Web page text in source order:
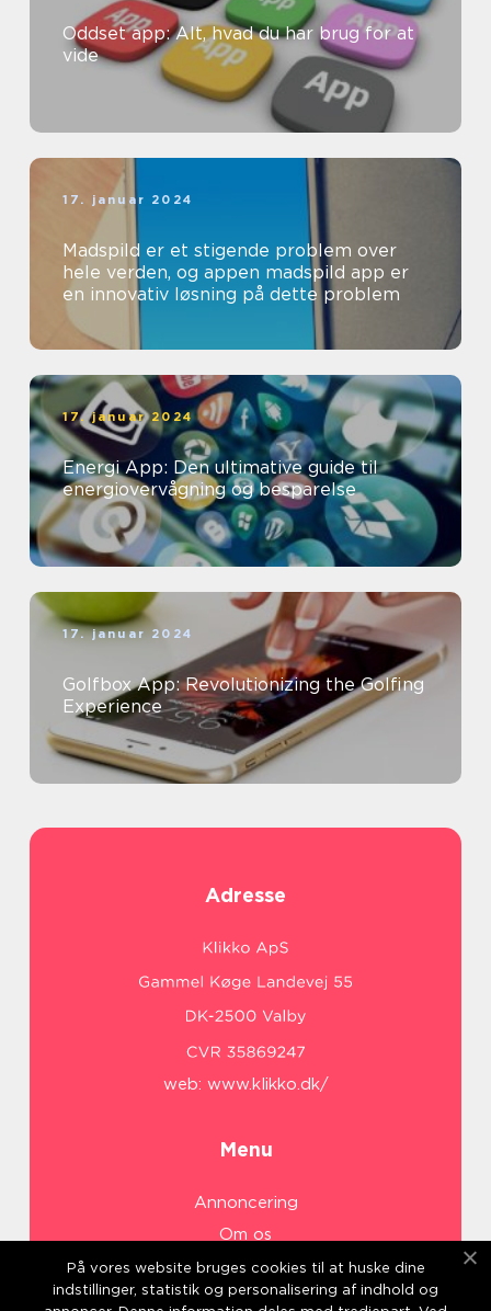
Oddset app: Alt, hvad du har brug for at
vide
17. januar 2024
Madspild er et stigende problem over
hele verden, og appen madspild app er
en innovativ løsning på dette problem
17. januar 2024
Energi App: Den ultimative guide til
energiovervågning og besparelse
17. januar 2024
Golfbox App: Revolutionizing the Golfing
Experience
Adresse
web: www.klikko.dk/
Menu
Annoncering
Om os
Cookies
Kontakt os
På vores website bruges cookies til at huske dine
indstillinger, statistik og personalisering af indhold og